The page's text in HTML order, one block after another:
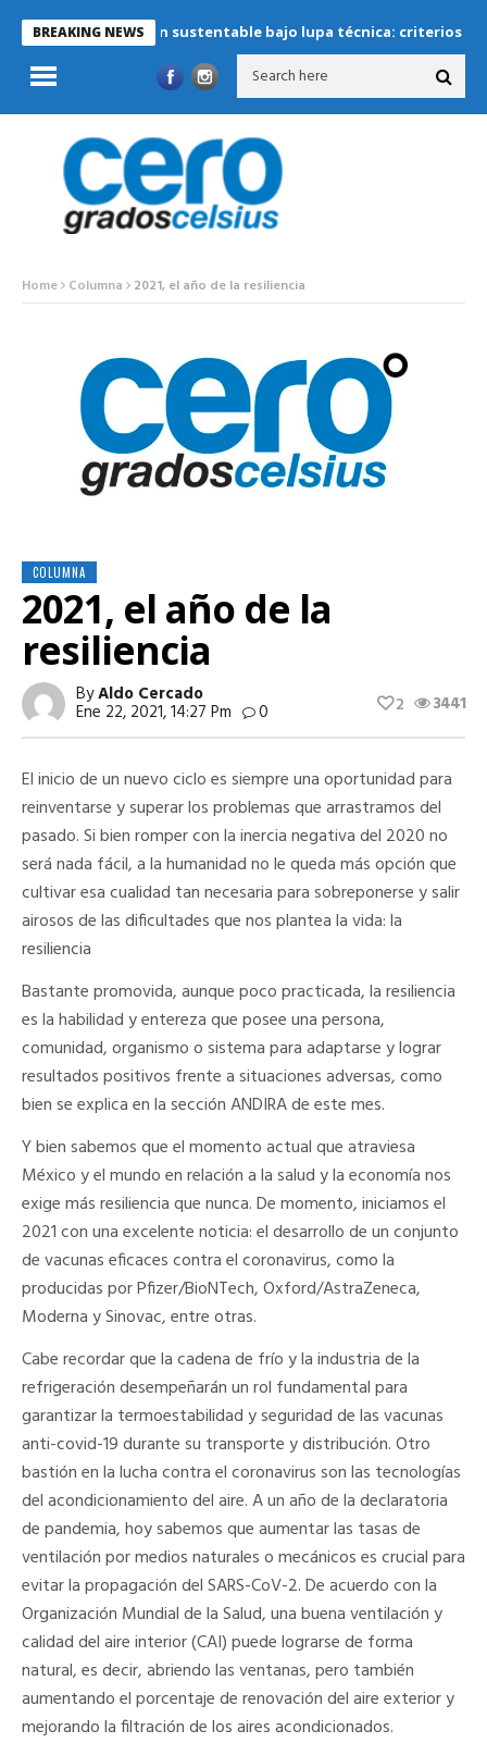
BREAKING NEWS
Refrigeración sustentable bajo lupa técnica: criterios críticos
Home Columna 2021, el año de la resiliencia
COLUMNA
2021, el año de la
resiliencia
ByAldo Cercado
Ene 22, 2021, 14:27 Pm 0 3441
2
El inicio de un nuevo ciclo es siempre una oportunidad para
reinventarse y superar los problemas que arrastramos del
pasado. Si bien romper con la inercia negativa del 2020 no
será nada fácil, a la humanidad no le queda más opción que
cultivar esa cualidad tan necesaria para sobreponerse y salir
airosos de las dificultades que nos plantea la vida: la
resiliencia
Bastante promovida, aunque poco practicada, la resiliencia
es la habilidad y entereza que posee una persona,
comunidad, organismo o sistema para adaptarse y lograr
resultados positivos frente a situaciones adversas, como
bien se explica en la secciónANDIRAde este mes.
Y bien sabemos que el momento actual que atraviesa
México y el mundo en relación a la salud y la economía nos
exige más resiliencia que nunca. De momento, iniciamos el
2021 con una excelente noticia: el desarrollo de un conjunto
de vacunas eficaces contra el coronavirus, como la
producidas por Pfizer/BioNTech, Oxford/AstraZeneca,
Moderna y Sinovac, entre otras.
Cabe recordar que la cadena de frío y la industria de la
refrigeración desempeñarán un rol fundamental para
garantizar la termoestabilidad y seguridad de las vacunas
anti-covid-19 durante su transporte y distribución. Otro
bastión en la lucha contra el coronavirus son las tecnologías
del acondicionamiento del aire. A un año de la declaratoria
de pandemia, hoy sabemos que aumentar las tasas de
ventilación por medios naturales o mecánicos es crucial para
evitar la propagación del SARS-CoV-2. De acuerdo con la
Organización Mundial de la Salud, una buena ventilación y
calidad del aire interior (CAI) puede lograrse de forma
natural, es decir, abriendo las ventanas, pero también
aumentando el porcentaje de renovación del aire exterior y
mejorando la filtración de los aires acondicionados.